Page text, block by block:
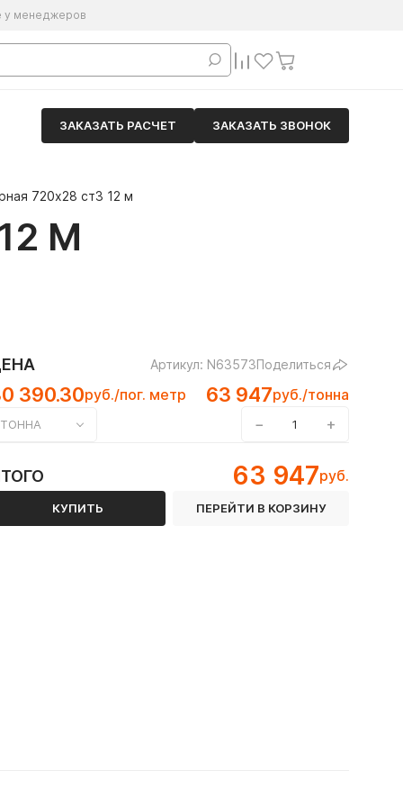
у менеджеров
ЗАКАЗАТЬ РАСЧЕТ ЗАКАЗАТЬ ЗВОНОК
720х28 ст3 12 м
М
Артикул: N63573Поделиться
390.30руб./пог. метр 63 947руб./тонна
ТОННА − +
63 947руб.
КУПИТЬ ПЕРЕЙТИ В КОРЗИНУ